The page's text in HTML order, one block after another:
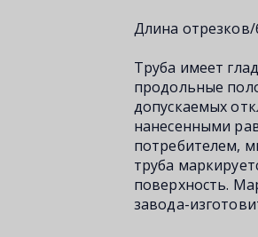
Длина отрезков/
Труба имеет
продольные
допускаемых
нанесенными
потребителем,
труба
поверхность.
завода-